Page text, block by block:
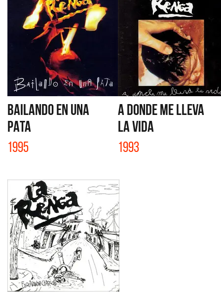
BAILANDO EN UNA
PATA
1995
A DONDE ME LLEVA
LA VIDA
1993